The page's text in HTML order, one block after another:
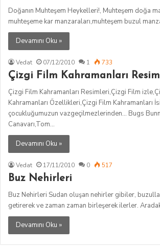
Doğanın Muhteşem Heykelleri!, Muhteşem doğa
muhteşeme kar manzaraları,muhteşem buzul
Devamını Oku »
Vedat 07/12/2010 1 733
Çizgi Film Kahramanları
Çizgi Film Kahramanları Resimleri,Çizgi Film
Kahramanları Özellikleri,Çizgi Film Kahramanları
çocukluğumuzun vazgeçilmezlerinden… Bugs
Canavarı,Tom…
Devamını Oku »
Vedat 17/11/2010 0 517
Buz Nehirleri
Buz Nehirleri Sudan oluşan nehirler gibiler,
getirerek ve zaman zaman birleşerek ilerler.
Devamını Oku »